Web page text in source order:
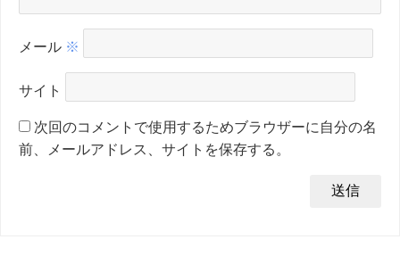
メール ※
サイト
次回のコメントで使用するためブラウザーに自分の名
前、メールアドレス、サイトを保存する。